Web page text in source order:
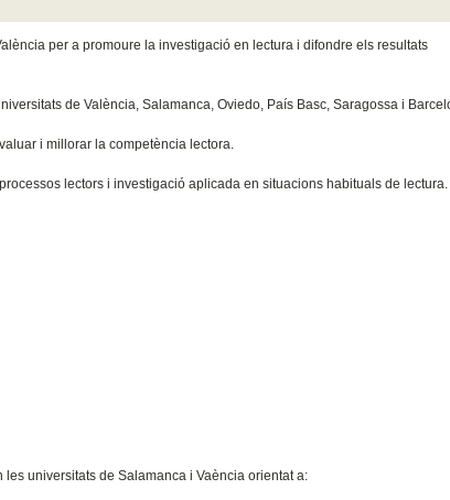
per a promoure la investigació en lectura i difondre els resultats
de València, Salamanca, Oviedo, País Basc, Saragossa i
i millorar la competència lectora.
lectors i investigació aplicada en situacions habituals de lectura.
universitats de Salamanca i Vaència orientat a: